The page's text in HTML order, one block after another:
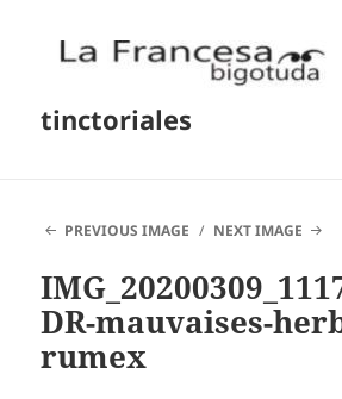
tinctoriales
PREVIOUS IMAGE NEXT IMAGE
DR-mauvaises-
rumex